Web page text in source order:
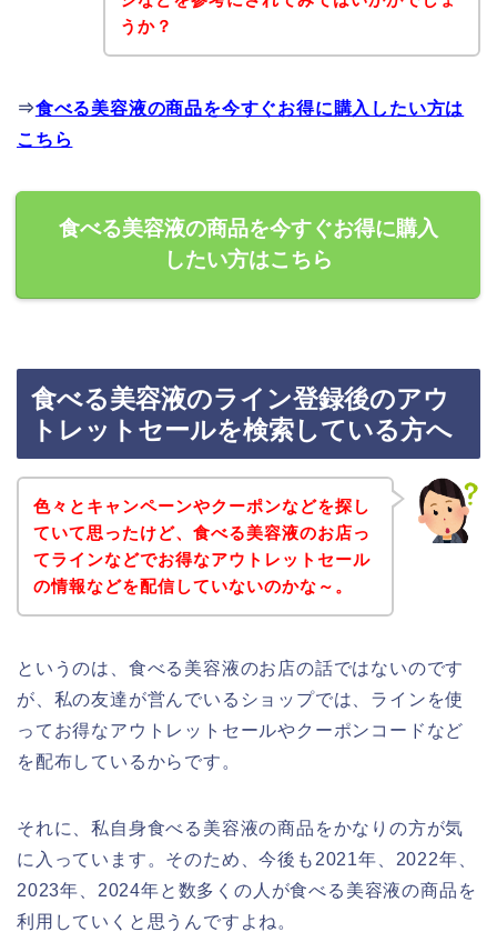
うか？
⇒食べる美容液の商品を今すぐお得に購入したい方は
こちら
食べる美容液の商品を今すぐお得に購入
したい方はこちら
食べる美容液のライン登録後のアウ
トレットセールを検索している方へ
色々とキャンペーンやクーポンなどを探し
ていて思ったけど、食べる美容液のお店っ
てラインなどでお得なアウトレットセール
の情報などを配信していないのかな～。
というのは、食べる美容液のお店の話ではないのです
が、私の友達が営んでいるショップでは、ラインを使
ってお得なアウトレットセールやクーポンコードなど
を配布しているからです。
それに、私自身食べる美容液の商品をかなりの方が気
に入っています。そのため、今後も2021年、2022年、
2023年、2024年と数多くの人が食べる美容液の商品を
利用していくと思うんですよね。